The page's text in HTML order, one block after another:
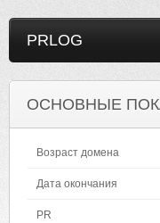
PRLOG
ОСНОВНЫЕ
Возраст домена
Дата окончания
PR